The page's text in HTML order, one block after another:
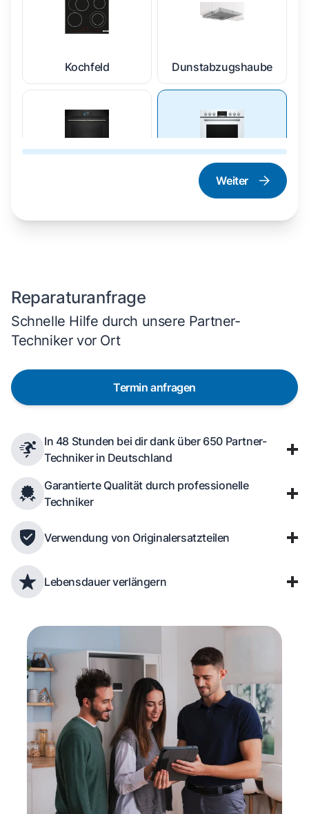
Kochfeld Dunstabzugshaube
Herd und Backofen
Weiter
Reparaturanfrage
Schnelle Hilfe durch unsere Partner-
Techniker vor Ort
Termin anfragen
In 48 Stunden bei dir dank über 650 Partner-
Techniker in Deutschland
Garantierte Qualität durch professionelle
Techniker
Verwendung von Originalersatzteilen
Lebensdauer verlängern